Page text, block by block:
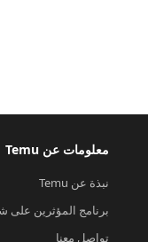
معلومات عن Temu
نبذة عن Temu
برنامج المؤثرين على
تواصل معنا